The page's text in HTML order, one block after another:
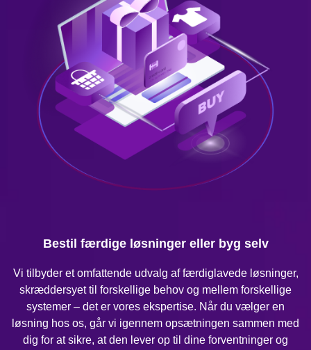
Bestil færdige løsninger eller byg selv
Vi tilbyder et omfattende udvalg af færdiglavede løsninger,
skræddersyet til forskellige behov og mellem forskellige
systemer – det er vores ekspertise. Når du vælger en
løsning hos os, går vi igennem opsætningen sammen med
dig for at sikre, at den lever op til dine forventninger og